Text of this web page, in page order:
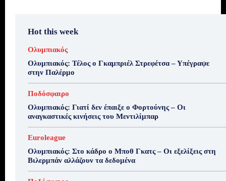
Hot this week
Ολυμπιακός
Ολυμπιακός: Τέλος ο Γκαμπριέλ Στρεφέτσα – Υπέγραψε
στην Παλέρμο
Ποδόσφαιρο
Ολυμπιακός: Γιατί δεν έπαιξε ο Φορτούνης – Οι
αναγκαστικές κινήσεις του Μεντιλίμπαρ
Euroleague
Ολυμπιακός: Στο κάδρο ο Μποθ Γκατς – Οι εξελίξεις στη
Βιλερμπάν αλλάζουν τα δεδομένα